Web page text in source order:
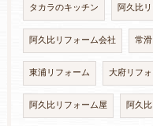
タカラのキッチン 阿久比
阿久比リフォーム会社 常
東浦リフォーム 大府リフ
阿久比リフォーム屋 阿久